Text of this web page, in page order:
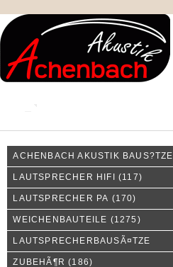
ACHENBACH AKUSTIK BAUS?TZE
LAUTSPRECHER HIFI (117)
LAUTSPRECHER PA (170)
WEICHENBAUTEILE (1275)
LAUTSPRECHERBAUSÃ¤TZE
ZUBEHÃ¶R (186)